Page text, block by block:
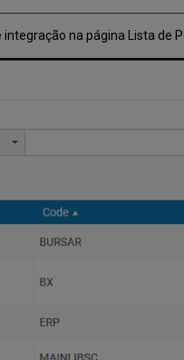
na página Lista de